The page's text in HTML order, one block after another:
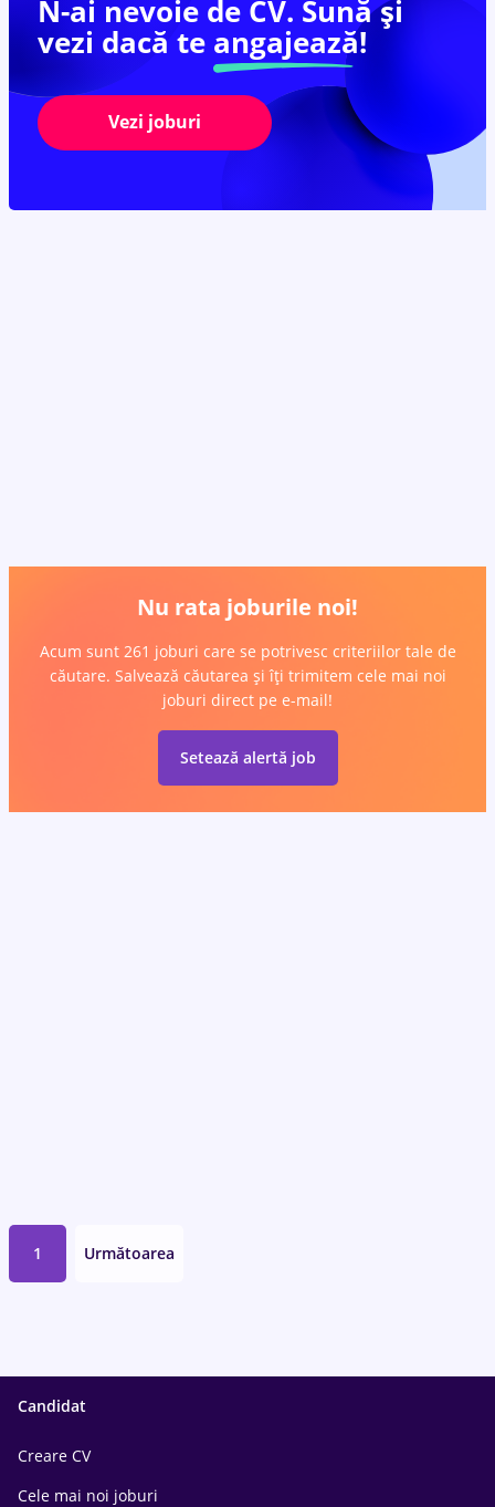
N-ai nevoie de CV. Sună și
vezi dacă te angajează!
Vezi joburi
Nu rata joburile noi!
Acum sunt 261 joburi care se potrivesc criteriilor tale de
căutare. Salvează căutarea și îți trimitem cele mai noi
joburi direct pe e-mail!
Setează alertă job
1 Următoarea
Candidat
Creare CV
Cele mai noi joburi